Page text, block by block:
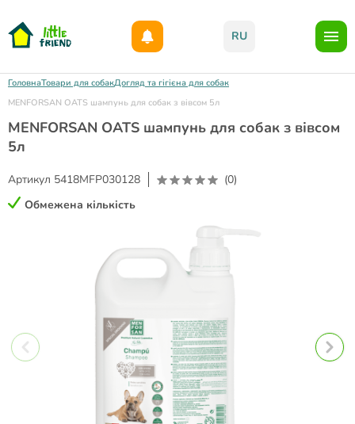
RU
ГоловнаТовари для собакДогляд та гігієна для собак
MENFORSAN OATS шампунь для собак з вівсом 5л
MENFORSAN OATS шампунь для собак з вівсом
5л
Артикул 5418MFP030128
(0)
Обмежена кількість